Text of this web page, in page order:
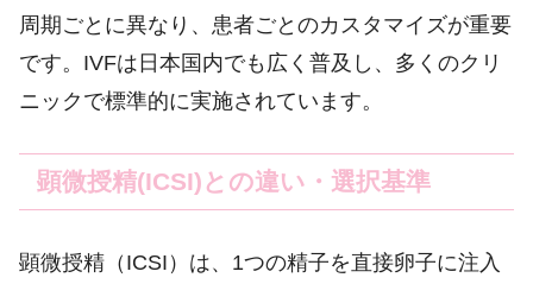
周期ごとに異なり、患者ごとのカスタマイズが重要
です。IVFは日本国内でも広く普及し、多くのクリ
ニックで標準的に実施されています。
顕微授精(ICSI)との違い・選択基準
顕微授精（ICSI）は、1つの精子を直接卵子に注入